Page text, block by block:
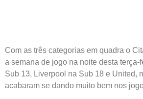
Com as três categorias em quadra o
a semana de jogo na noite desta terça-
Sub 13, Liverpool na Sub 18 e United,
acabaram se dando muito bem nos